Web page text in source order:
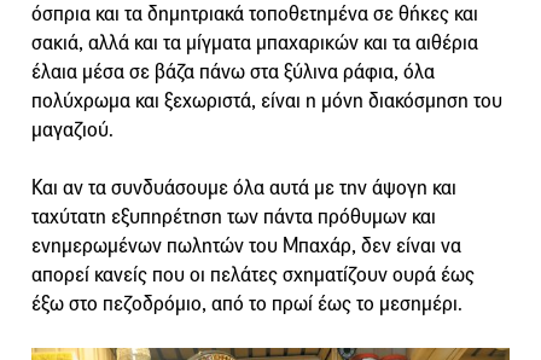
όσπρια και τα δημητριακά τοποθετημένα σε θήκες και
σακιά, αλλά και τα μίγματα μπαχαρικών και τα αιθέρια
έλαια μέσα σε βάζα πάνω στα ξύλινα ράφια, όλα
πολύχρωμα και ξεχωριστά, είναι η μόνη διακόσμηση του
μαγαζιού.
Και αν τα συνδυάσουμε όλα αυτά με την άψογη και
ταχύτατη εξυπηρέτηση των πάντα πρόθυμων και
ενημερωμένων πωλητών του Μπαχάρ, δεν είναι να
απορεί κανείς που οι πελάτες σχηματίζουν ουρά έως
έξω στο πεζοδρόμιο, από το πρωί έως το μεσημέρι.